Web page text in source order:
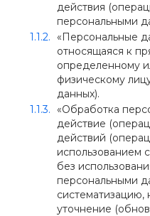
действия
персональными
«Персональные
относящаяся к
определенному
физическому
данных).
«Обработка
действие
действий
использованием
без
персональными
систематизацию,
уточнение